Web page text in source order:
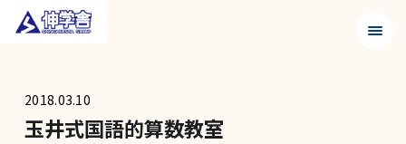
メニ
2018.03.10
玉井式国語的算数教室